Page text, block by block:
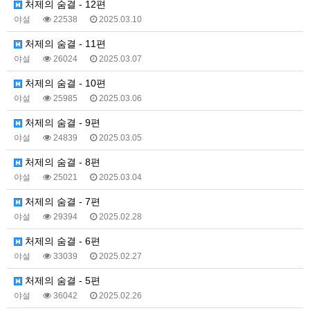
처제의 숨결 - 12편
야설 22538 2025.03.10
처제의 숨결 - 11편
야설 26024 2025.03.07
처제의 숨결 - 10편
야설 25985 2025.03.06
처제의 숨결 - 9편
야설 24839 2025.03.05
처제의 숨결 - 8편
야설 25021 2025.03.04
처제의 숨결 - 7편
야설 29394 2025.02.28
처제의 숨결 - 6편
야설 33039 2025.02.27
처제의 숨결 - 5편
야설 36042 2025.02.26